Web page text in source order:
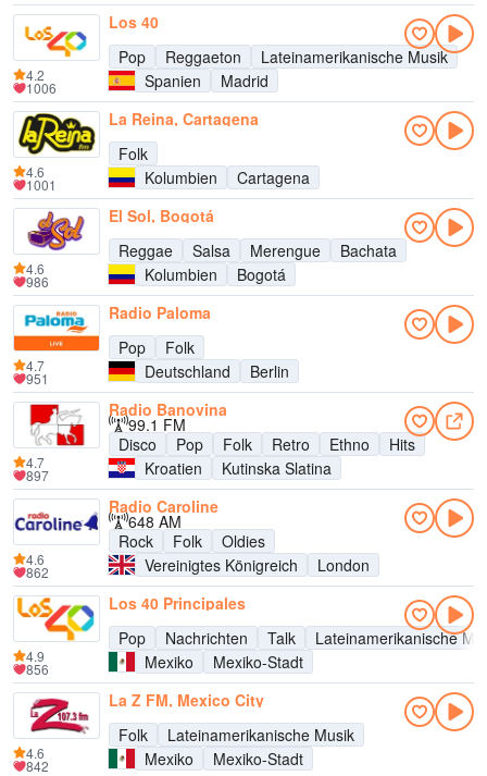
Los 40
Pop
Reggaeton
Lateinamerikanische Musik
Spanien
Madrid
4.2
1006
La Reina, Cartagena
Folk
Kolumbien
Cartagena
4.6
1001
El Sol, Bogotá
Reggae
Salsa Merengue
Bachata
Kolumbien
Bogotá
4.6
986
Radio Paloma
Pop
Folk
Deutschland
Berlin
4.7
951
Radio Banovina
99.1 FM
Disco
Pop Folk Retro Ethno
Hits
Kroatien
Kutinska Slatina
4.7
897
Radio Caroline
648 AM
Rock
Folk
Oldies
Vereinigtes Königreich
London
4.6
862
Los 40 Principales
Pop
Nachrichten Talk
Lateinamerikanische
Mexiko
Mexiko-Stadt
4.9
856
La Z FM, Mexico City
Folk
Lateinamerikanische Musik
Mexiko
Mexiko-Stadt
4.6
842